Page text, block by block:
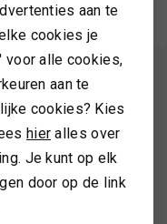
ZIJN?
op je 1e bestelling
aan te
cookies je
voor alle cookies,
aan te
cookies? Kies
hier alles over
Je kunt op elk
door op de link